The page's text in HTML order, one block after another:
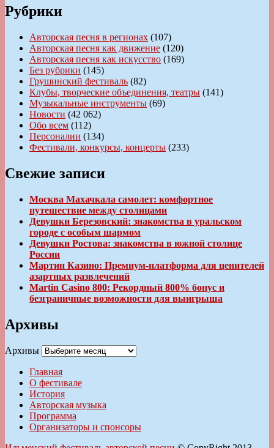
Рубрики
Авторская песня в регионах (107)
Авторская песня как движение (120)
Авторская песня как искусство (169)
Без рубрики (145)
Грушинский фестиваль (82)
Клубы, творческие объединения, театры (141)
Музыкальные инструменты (69)
Новости (42 062)
Обо всем (112)
Персоналии (134)
Фестивали, конкурсы, концерты (233)
Свежие записи
Москва Махачкала самолет: комфортное
путешествие между столицами
Девушки Березовский: знакомства в уральском
городе с особым шармом
Девушки Ростова: знакомства в южной столице
России
Мартин Казино: Премиум-платформа для ценителей
азартных развлечений
Martin Casino 800: Рекордный 800% бонус и
безграничные возможности для выигрыша
Архивы
Архивы
Главная
О фестивале
История
Авторская музыка
Программа
Организаторы и спонсоры